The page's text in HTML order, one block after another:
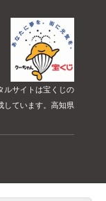
ルサイトは宝くじの
しています。高知県